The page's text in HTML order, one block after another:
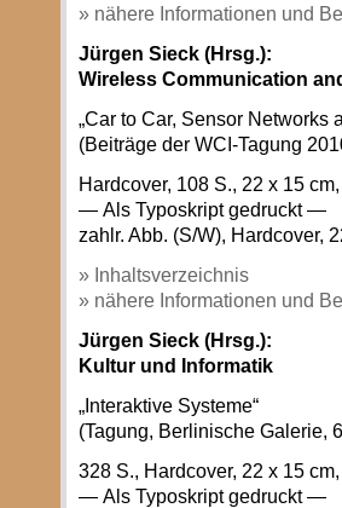
» nähere Informationen und
Jürgen Sieck (Hrsg.):
Wireless Communication
„Car to Car, Sensor Networks
(Beiträge der WCI-Tagung
Hardcover, 108 S., 22 x 15
— Als Typoskript gedruckt —
zahlr. Abb. (S/W), Hardcover,
» Inhaltsverzeichnis
» nähere Informationen und
Jürgen Sieck (Hrsg.):
Kultur und Informatik
„Interaktive Systeme“
(Tagung, Berlinische Galerie,
328 S., Hardcover, 22 x 15
— Als Typoskript gedruckt —